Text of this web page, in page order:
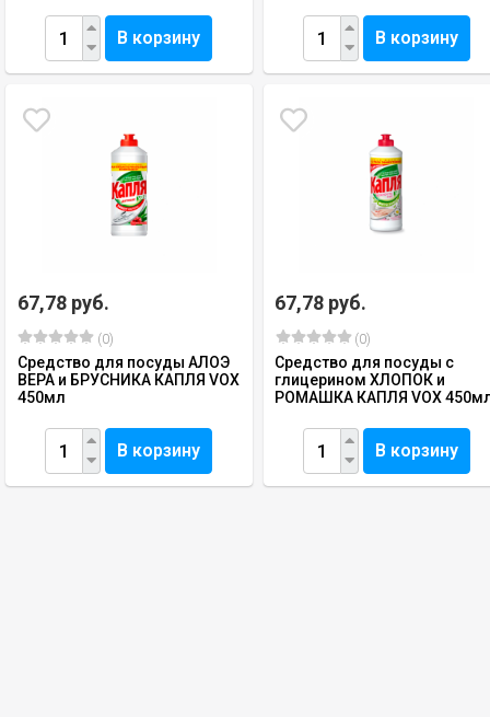
В корзину В корзину
67,78 руб.
(0)
Средство для посуды АЛОЭ
ВЕРА и БРУСНИКА КАПЛЯ VOX
450мл
В корзину
67,78 руб.
(0)
Средство для посуды с
глицерином ХЛОПОК и
РОМАШКА КАПЛЯ VOX
В корзину